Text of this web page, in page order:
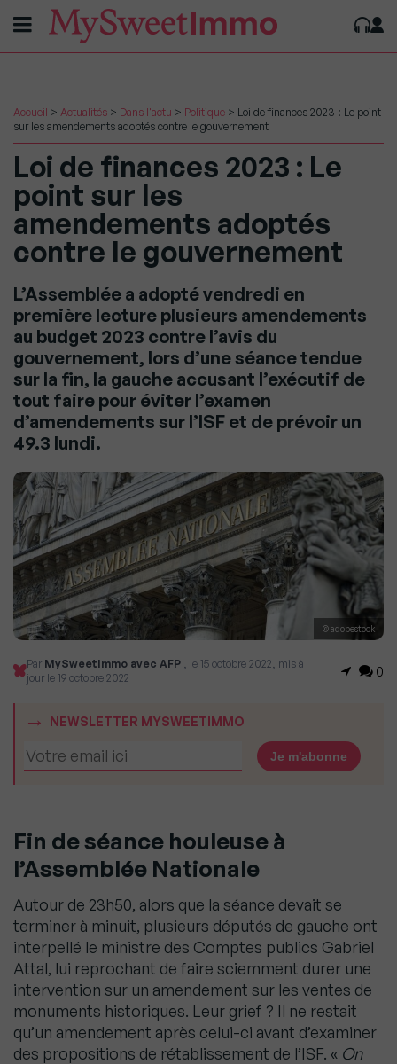
Accueil > Actualités > Dans l'actu > Politique > Loi de finances 2023 : Le point
sur les amendements adoptés contre le gouvernement
Loi de finances 2023 : Le
point sur les
amendements adoptés
contre le gouvernement
L’Assemblée a adopté vendredi en
première lecture plusieurs amendements
au budget 2023 contre l’avis du
gouvernement, lors d’une séance tendue
sur la fin, la gauche accusant l’exécutif de
tout faire pour éviter l’examen
d’amendements sur l’ISF et de prévoir un
49.3 lundi.
© adobestock
Par MySweetImmo avec AFP , le 15 octobre 2022, mis à
jour le 19 octobre 2022
0
NEWSLETTER MYSWEETIMMO
Fin de séance houleuse à
l’Assemblée Nationale
Autour de 23h50, alors que la séance devait se
terminer à minuit, plusieurs députés de gauche ont
interpellé le ministre des Comptes publics Gabriel
Attal, lui reprochant de faire sciemment durer une
intervention sur un amendement sur les ventes de
monuments historiques. Leur grief ? Il ne restait
qu’un amendement après celui-ci avant d’examiner
des propositions de rétablissement de l’ISF. « On